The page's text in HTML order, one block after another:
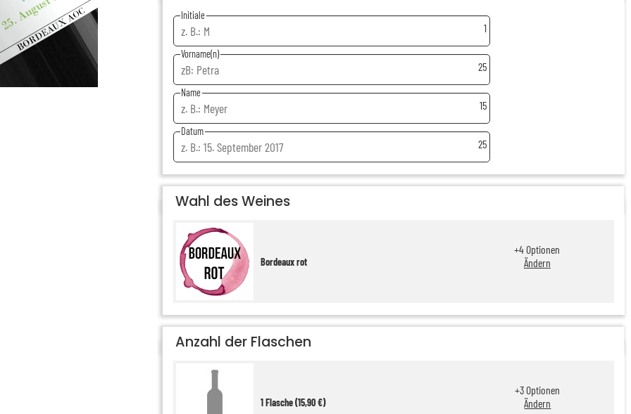
Initiale
1
Vorname(n)
25
Name
15
Datum
25
Wahl des Weines
Bordeaux rot
+4Optionen
Ändern
Anzahl der Flaschen
1 Flasche (15,90 €)
+3Optionen
Ändern